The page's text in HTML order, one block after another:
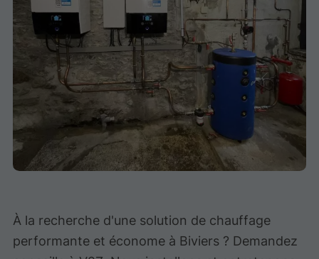
À la recherche d'une solution de chauffage
performante et économe à Biviers ? Demandez